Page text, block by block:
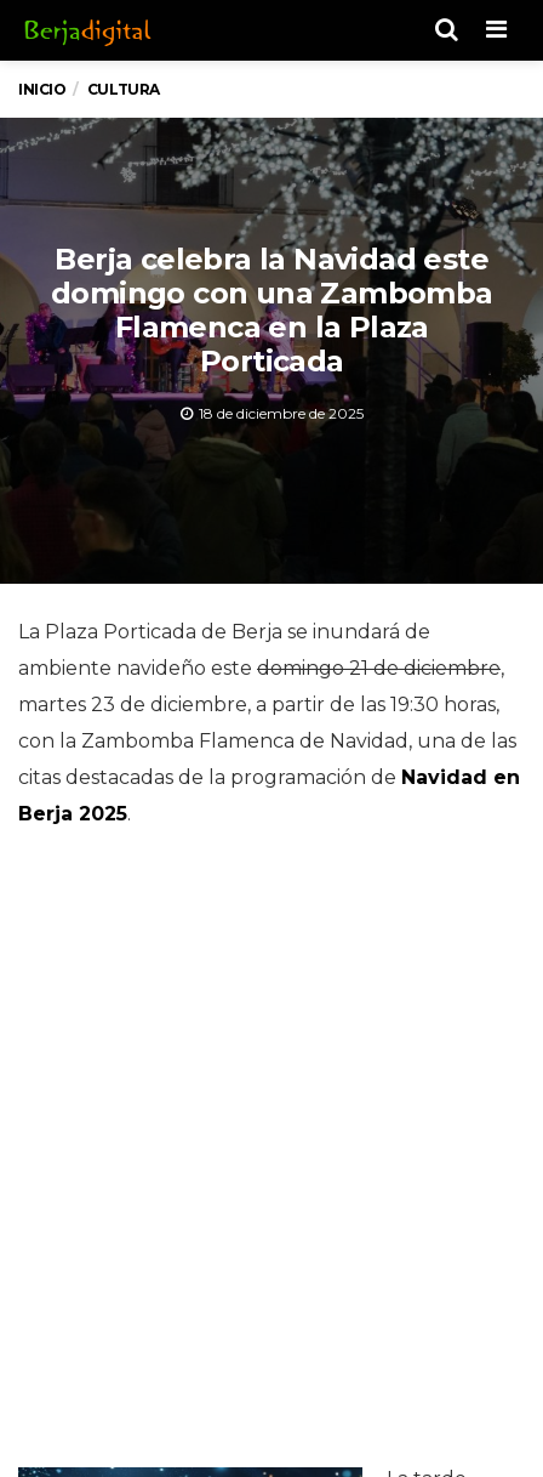
INICIO CULTURA
Berja celebra la Navidad este
domingo con una Zambomba
Flamenca en la Plaza
Porticada
18 de diciembre de 2025
La Plaza Porticada de Berja se inundará de
ambiente navideño este domingo 21 de diciembre,
martes 23 de diciembre, a partir de las 19:30 horas,
con la Zambomba Flamenca de Navidad, una de las
citas destacadas de la programación de Navidad en
Berja 2025.